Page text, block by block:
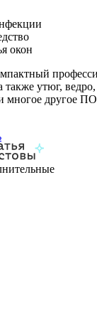
окон
утюг, ведро,
и многое другое